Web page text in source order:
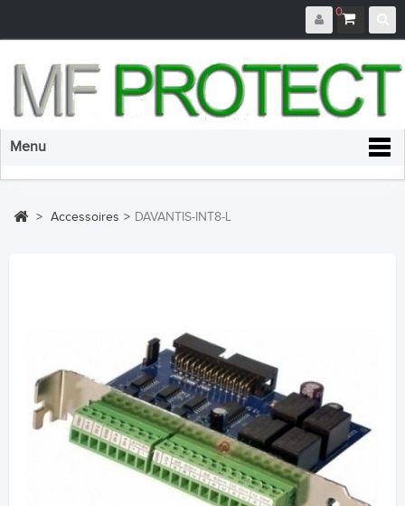
0
Menu
> Accessoires > DAVANTIS-INT8-L